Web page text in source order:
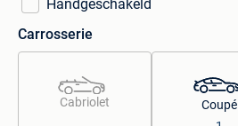
Handgeschakeld
Carrosserie
Cabriolet
Coupé